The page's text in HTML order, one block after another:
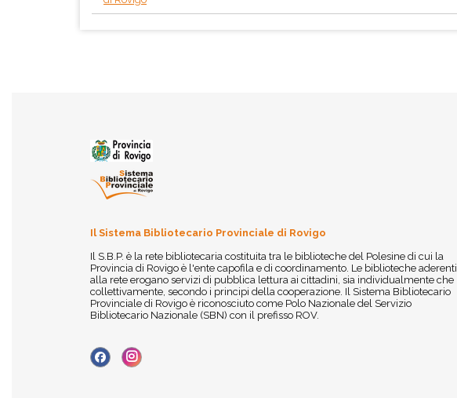
Il Sistema Bibliotecario Provinciale di Rovigo
Il S.B.P. è la rete bibliotecaria costituita tra le biblioteche del Polesine di cui la
Provincia di Rovigo è l'ente capofila e di coordinamento. Le biblioteche aderenti
alla rete erogano servizi di pubblica lettura ai cittadini, sia individualmente che
collettivamente, secondo i principi della cooperazione. Il Sistema Bibliotecario
Provinciale di Rovigo è riconosciuto come Polo Nazionale del Servizio
Bibliotecario Nazionale (SBN) con il prefisso ROV.